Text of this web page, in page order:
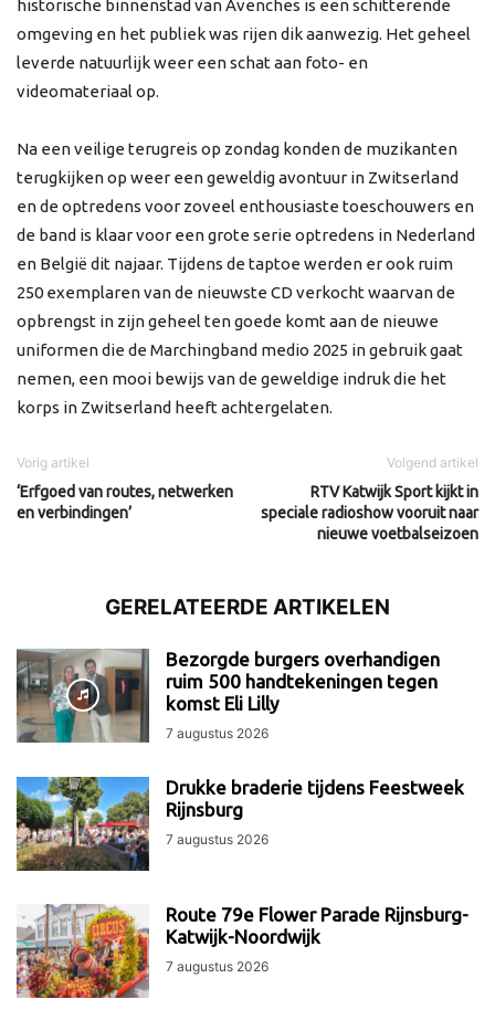
historische binnenstad van Avenches is een schitterende
omgeving en het publiek was rijen dik aanwezig. Het geheel
leverde natuurlijk weer een schat aan foto- en
videomateriaal op.
Na een veilige terugreis op zondag konden de muzikanten
terugkijken op weer een geweldig avontuur in Zwitserland
en de optredens voor zoveel enthousiaste toeschouwers en
de band is klaar voor een grote serie optredens in Nederland
en België dit najaar. Tijdens de taptoe werden er ook ruim
250 exemplaren van de nieuwste CD verkocht waarvan de
opbrengst in zijn geheel ten goede komt aan de nieuwe
uniformen die de Marchingband medio 2025 in gebruik gaat
nemen, een mooi bewijs van de geweldige indruk die het
korps in Zwitserland heeft achtergelaten.
Vorig artikel
‘Erfgoed van routes, netwerken
en verbindingen’
Volgend artikel
RTV Katwijk Sport kijkt in
speciale radioshow vooruit naar
nieuwe voetbalseizoen
GERELATEERDE ARTIKELEN
Bezorgde burgers overhandigen
ruim 500 handtekeningen tegen
komst Eli Lilly
7 augustus 2026
Drukke braderie tijdens Feestweek
Rijnsburg
7 augustus 2026
Route 79e Flower Parade Rijnsburg-
Katwijk-Noordwijk
7 augustus 2026